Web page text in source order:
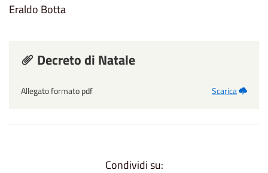
Eraldo Botta
Decreto di Natale
Allegato formato pdf Scarica
Condividi su: